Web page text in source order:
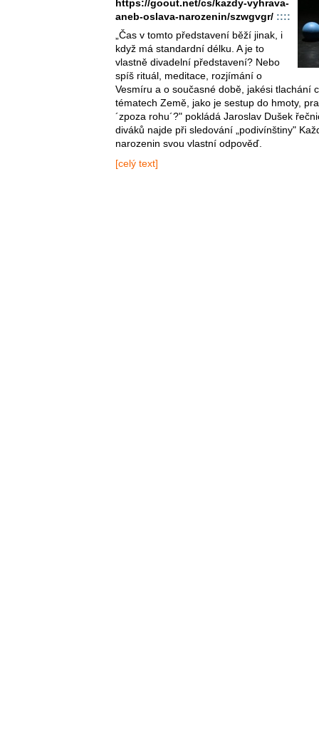
https://goout.net/cs/kazdy-vyhrava-
aneb-oslava-narozenin/szwgvgr/ ::::
„Čas v tomto představení běží jinak, i
když má standardní délku. A je to
vlastně divadelní představení? Nebo
spíš rituál, meditace, rozjímání o
Vesmíru a o současné době, jakési tlachání
tématech Země, jako je sestup do hmoty,
´zpoza rohu´?" pokládá Jaroslav Dušek
diváků najde při sledování „podivínštiny"
narozenin svou vlastní odpověď.
[celý text]